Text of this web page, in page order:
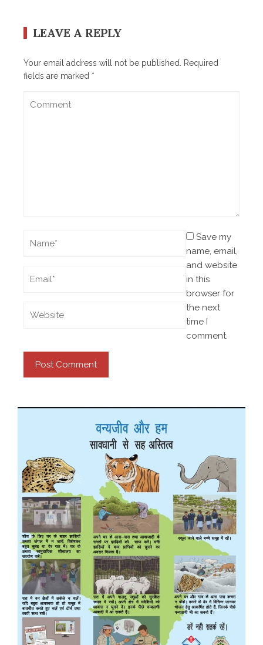
LEAVE A REPLY
Your email address will not be published.
Required
fields are marked *
Save my
name, email,
and website
in this
browser for
the next
time I
comment.